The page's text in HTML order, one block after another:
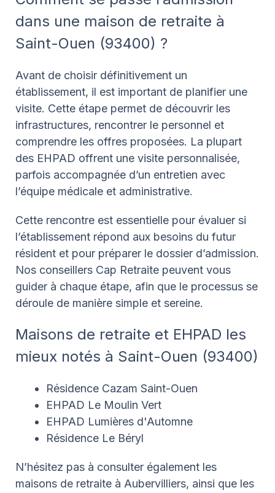
dans une maison de retraite à
Saint-Ouen (93400) ?
Avant de choisir définitivement un
établissement, il est important de planifier une
visite. Cette étape permet de découvrir les
infrastructures, rencontrer le personnel et
comprendre les offres proposées. La plupart
des EHPAD offrent une visite personnalisée,
parfois accompagnée d’un entretien avec
l’équipe médicale et administrative.
Cette rencontre est essentielle pour évaluer si
l’établissement répond aux besoins du futur
résident et pour préparer le dossier d’admission.
Nos conseillers Cap Retraite peuvent vous
guider à chaque étape, afin que le processus se
déroule de manière simple et sereine.
Maisons de retraite et EHPAD les
mieux notés à Saint-Ouen (93400)
Résidence Cazam Saint-Ouen
EHPAD Le Moulin Vert
EHPAD Lumières d'Automne
Résidence Le Béryl
N’hésitez pas à consulter également les
maisons de retraite à Aubervilliers, ainsi que les